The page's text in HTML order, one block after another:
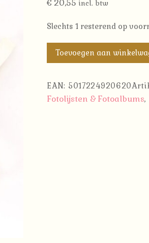
€ 20,55 incl. btw
Slechts 1 resterend op
Fotoalbum
Oma
The
Pooh
Toevoegen aan
EAN: 5017224920620
Fotolijsten & Fotoalbums,